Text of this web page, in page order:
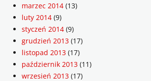
marzec 2014 (13)
luty 2014 (9)
styczeń 2014 (9)
grudzień 2013 (17)
listopad 2013 (17)
październik 2013 (11)
wrzesień 2013 (17)